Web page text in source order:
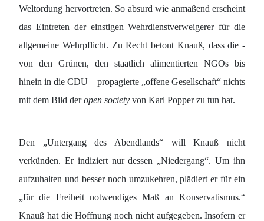
Weltordung hervortreten. So absurd wie anmaßend erscheint
das Eintreten der einstigen Wehrdienstverweigerer für die
allgemeine Wehrpflicht. Zu Recht betont Knauß, dass die -
von den Grünen, den staatlich alimentierten NGOs bis
hinein in die CDU – propagierte „offene Gesellschaft“ nichts
mit dem Bild deropen society von Karl Popper zu tun hat.
Den „Untergang des Abendlands“ will Knauß nicht
verkünden. Er indiziert nur dessen „Niedergang“. Um ihn
aufzuhalten und besser noch umzukehren, plädiert er für ein
„für die Freiheit notwendiges Maß an Konservatismus.“
Knauß hat die Hoffnung noch nicht aufgegeben. Insofern er